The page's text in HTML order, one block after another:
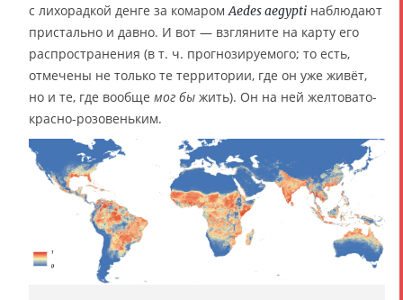
с лихорадкой денге за комаром Aedes aegypti наблюдают
пристально и давно. И вот — взгляните на карту его
распространения (в т. ч. прогнозируемого; то есть,
отмечены не только те территории, где он уже живёт,
но и те, где вообще мог бы жить). Он на ней желтовато-
красно-розовеньким.